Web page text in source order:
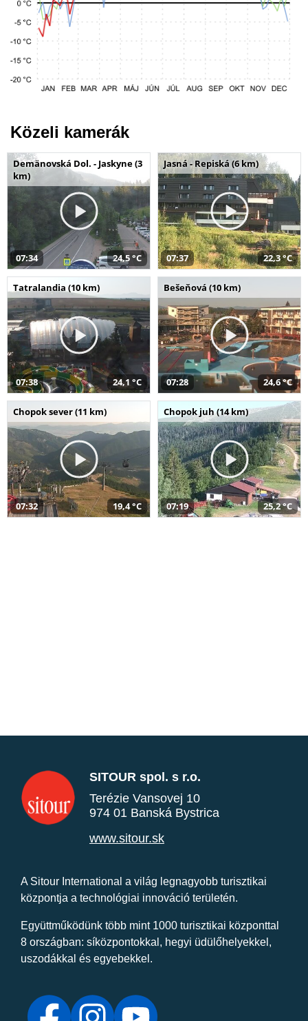
Közeli kamerák
Demänovská Dol. - Jaskyne (3
km)
07:34 24,5 °C
Jasná - Repiská (6 km)
07:37 22,3 °C
Tatralandia (10 km)
07:38 24,1 °C
Bešeňová (10 km)
07:28 24,6 °C
Chopok sever (11 km)
07:32 19,4 °C
Chopok juh (14 km)
07:19 25,2 °C
SITOUR spol. s r.o.
Terézie Vansovej 10
974 01 Banská Bystrica
www.sitour.sk
A Sitour International a világ legnagyobb turisztikai
központja a technológiai innováció területén.
Együttműködünk több mint 1000 turisztikai központtal
8 országban: síközpontokkal, hegyi üdülőhelyekkel,
uszodákkal és egyebekkel.